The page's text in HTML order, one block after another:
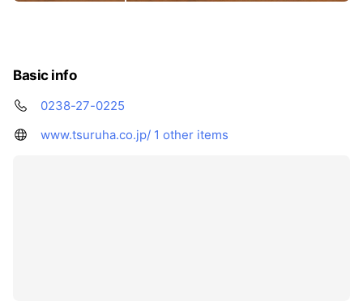
Basic info
0238-27-0225
www.tsuruha.co.jp/ 1 other items